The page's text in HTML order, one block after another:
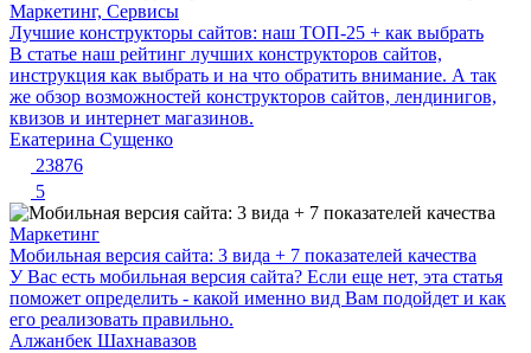
Маркетинг, Сервисы
Лучшие конструкторы сайтов: наш ТОП-25 + как выбрать
В статье наш рейтинг лучших конструкторов сайтов,
инструкция как выбрать и на что обратить внимание. А так
же обзор возможностей конструкторов сайтов, лендинигов,
квизов и интернет магазинов.
Екатерина Сущенко
23876
5
Маркетинг
Мобильная версия сайта: 3 вида + 7 показателей качества
У Вас есть мобильная версия сайта? Если еще нет, эта статья
поможет определить - какой именно вид Вам подойдет и как
его реализовать правильно.
Алжанбек Шахнавазов